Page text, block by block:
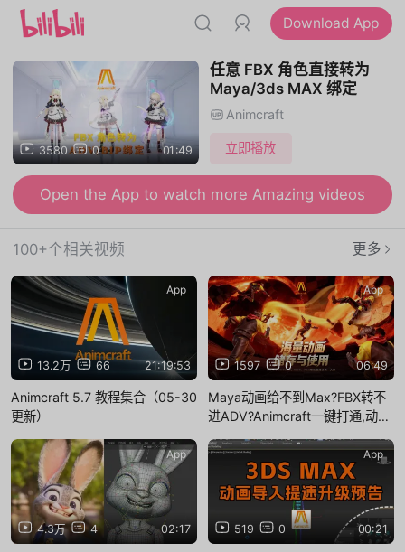
Download App
3580 0 01:49
任意 FBX 角色直接转为
Maya/3ds MAX 绑定
Animcraft
立即播放
Open the App to watch more Amazing videos
100+个相关视频 更多
13.2万 66 21:19:53
App
Animcraft 5.7 教程集合（05-30
更新）
1597 0 06:49
App
Maya动画给不到Max?FBX转不
进ADV?Animcraft一键打通,动画
4.3万 4 02:17
App
519 0 00:21
App